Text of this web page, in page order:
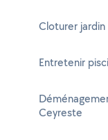
Cloturer
Entretenir
Ceyreste